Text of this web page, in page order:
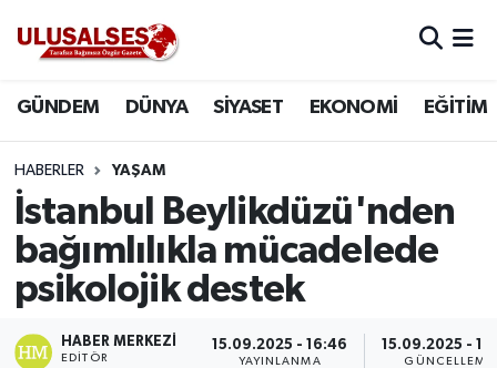
GÜNDEM DÜNYA SİYASET EKONOMİ EĞİTİM
HABERLER YAŞAM
İstanbul Beylikdüzü'nden
bağımlılıkla mücadelede
psikolojik destek
HABER MERKEZI
EDITÖR
15.09.2025 - 16:46
YAYINLANMA
15.09.2025 -
GÜNCELLEME
DÜNYA
SİYASET
EKONOMİ
Trafik Durumu
Süper Lig Puan Durumu ve Fikstür
Tüm Manşetler
Son Dakika Haberleri